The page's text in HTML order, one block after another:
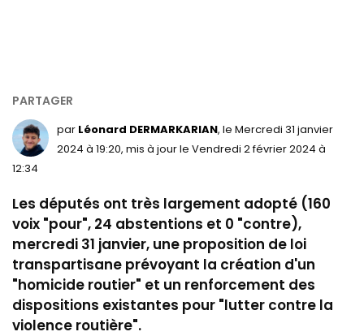
par Léonard DERMARKARIAN, le Mercredi 31 janvier
2024 à 19:20, mis à jour le Vendredi 2 février 2024 à
12:34
Les députés ont très largement adopté (160
voix "pour", 24 abstentions et 0 "contre),
mercredi 31 janvier, une proposition de loi
transpartisane prévoyant la création d'un
"homicide routier" et un renforcement des
dispositions existantes pour "lutter contre la
violence routière".